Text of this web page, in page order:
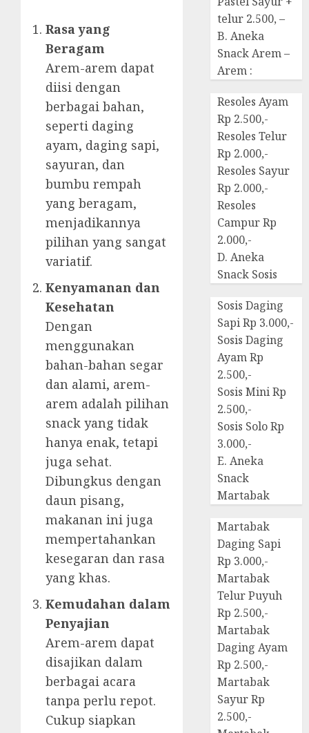
Rasa yang
Beragam
Arem-arem dapat
diisi dengan
berbagai bahan,
seperti daging
ayam, daging sapi,
sayuran, dan
bumbu rempah
yang beragam,
menjadikannya
pilihan yang sangat
variatif.
Kenyamanan dan
Kesehatan
Dengan
menggunakan
bahan-bahan segar
dan alami, arem-
arem adalah pilihan
snack yang tidak
hanya enak, tetapi
juga sehat.
Dibungkus dengan
daun pisang,
makanan ini juga
mempertahankan
kesegaran dan rasa
yang khas.
Kemudahan dalam
Penyajian
Arem-arem dapat
disajikan dalam
berbagai acara
tanpa perlu repot.
Cukup siapkan
telur 2.500, –
B. Aneka
Snack Arem –
Arem :
Resoles Ayam
Rp 2.500,-
Resoles Telur
Rp 2.000,-
Resoles Sayur
Rp 2.000,-
Resoles
Campur Rp
2.000,-
D. Aneka
Snack Sosis
Sosis Daging
Sapi Rp 3.000,-
Sosis Daging
Ayam Rp
2.500,-
Sosis Mini Rp
2.500,-
Sosis Solo Rp
3.000,-
E. Aneka
Snack
Martabak
Martabak
Daging Sapi
Rp 3.000,-
Martabak
Telur Puyuh
Rp 2.500,-
Martabak
Daging Ayam
Rp 2.500,-
Martabak
Sayur Rp
2.500,-